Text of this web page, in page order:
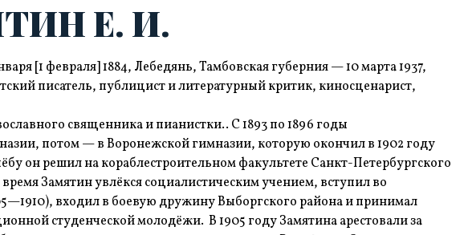
Е. И.
[1 февраля] 1884, Лебедянь, Тамбовская губерния — 10 марта 1937,
писатель, публицист и литературный критик, киносценарист,
священника и пианистки.. С 1893 по 1896 годы
потом — в Воронежской гимназии, которую окончил в 1902 году
он решил на кораблестроительном факультете Санкт-Петербургского
Замятин увлёкся социалистическим учением, вступил во
входил в боевую дружину Выборгского района и принимал
студенческой молодёжи. В 1905 году Замятина арестовали за